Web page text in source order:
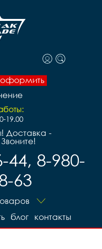
оформить
19.00
Доставка -
44, 8-980-
63
контакты
блог